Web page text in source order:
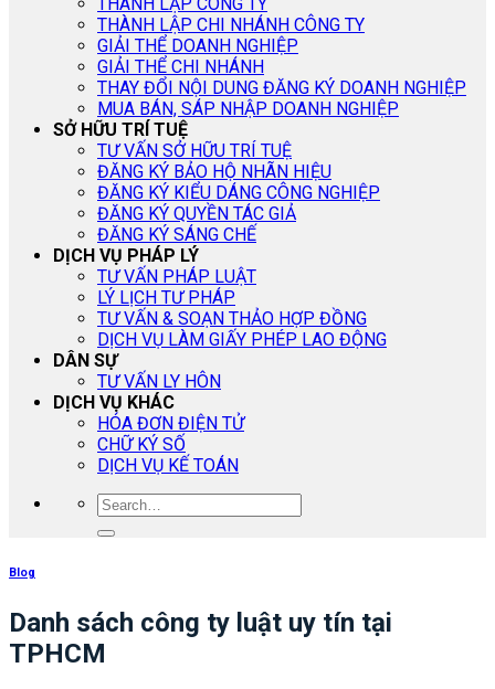
THÀNH LẬP CHI NHÁNH CÔNG TY
GIẢI THỂ DOANH NGHIỆP
GIẢI THỂ CHI NHÁNH
THAY ĐỔI NỘI DUNG ĐĂNG KÝ DOANH NGHIỆP
MUA BÁN, SÁP NHẬP DOANH NGHIỆP
SỞ HỮU TRÍ TUỆ
TƯ VẤN SỞ HỮU TRÍ TUỆ
ĐĂNG KÝ BẢO HỘ NHÃN HIỆU
ĐĂNG KÝ KIỂU DÁNG CÔNG NGHIỆP
ĐĂNG KÝ QUYỀN TÁC GIẢ
ĐĂNG KÝ SÁNG CHẾ
DỊCH VỤ PHÁP LÝ
TƯ VẤN PHÁP LUẬT
LÝ LỊCH TƯ PHÁP
TƯ VẤN & SOẠN THẢO HỢP ĐỒNG
DỊCH VỤ LÀM GIẤY PHÉP LAO ĐỘNG
DÂN SỰ
TƯ VẤN LY HÔN
DỊCH VỤ KHÁC
HÓA ĐƠN ĐIỆN TỬ
CHỮ KÝ SỐ
DỊCH VỤ KẾ TOÁN
Blog
Danh sách công ty luật uy tín tại
TPHCM